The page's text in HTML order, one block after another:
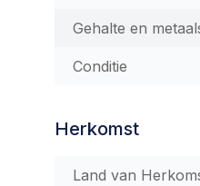
Gehalte en
Conditie
Herkomst
Land van